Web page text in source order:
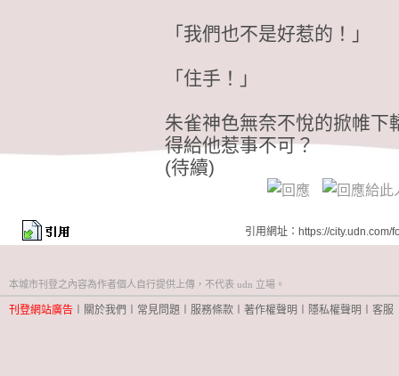
「我們也不是好惹的！」
「住手！」
朱雀神色無奈不悅的掀帷下
得給他惹事不可？
(待續)
引用網址：https://
本城市刊登之內容為作者個人自行提供上傳，不代表 udn 立場。
刊登網站廣告 關於我們 常見問題 服務條款 著作權聲明 隱私權聲明 客服